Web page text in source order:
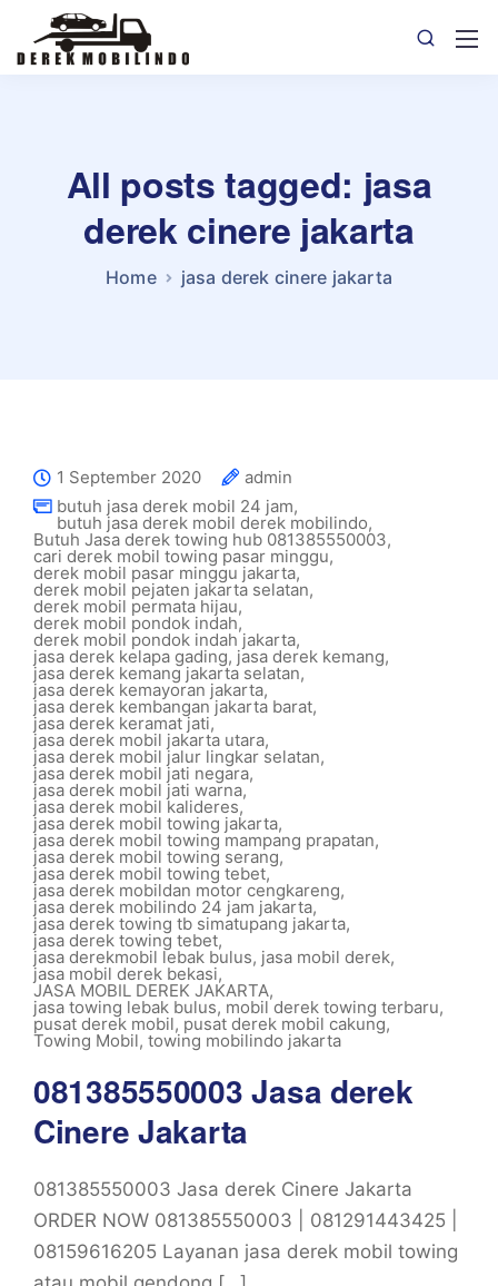
All posts tagged: jasa
derek cinere jakarta
Home jasa derek cinere jakarta
1 September 2020
admin
butuh jasa derek mobil 24 jam,
butuh jasa derek mobil derek mobilindo,
Butuh Jasa derek towing hub 081385550003,
cari derek mobil towing pasar minggu,
derek mobil pasar minggu jakarta,
derek mobil pejaten jakarta selatan,
derek mobil permata hijau,
derek mobil pondok indah,
derek mobil pondok indah jakarta,
jasa derek kelapa gading, jasa derek kemang,
jasa derek kemang jakarta selatan,
jasa derek kemayoran jakarta,
jasa derek kembangan jakarta barat,
jasa derek keramat jati,
jasa derek mobil jakarta utara,
jasa derek mobil jalur lingkar selatan,
jasa derek mobil jati negara,
jasa derek mobil jati warna,
jasa derek mobil kalideres,
jasa derek mobil towing jakarta,
jasa derek mobil towing mampang prapatan,
jasa derek mobil towing serang,
jasa derek mobil towing tebet,
jasa derek mobildan motor cengkareng,
jasa derek mobilindo 24 jam jakarta,
jasa derek towing tb simatupang jakarta,
jasa derek towing tebet,
jasa derekmobil lebak bulus, jasa mobil derek,
jasa mobil derek bekasi,
JASA MOBIL DEREK JAKARTA,
jasa towing lebak bulus, mobil derek towing terbaru,
pusat derek mobil, pusat derek mobil cakung,
Towing Mobil, towing mobilindo jakarta
081385550003 Jasa derek
Cinere Jakarta
081385550003 Jasa derek Cinere Jakarta
ORDER NOW 081385550003 | 081291443425 |
08159616205 Layanan jasa derek mobil towing